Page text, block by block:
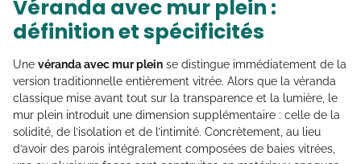
Véranda avec mur plein :
définition et spécificités
Une véranda avec mur plein se distingue immédiatement de la
version traditionnelle entièrement vitrée. Alors que la véranda
classique mise avant tout sur la transparence et la lumière, le
mur plein introduit une dimension supplémentaire : celle de la
solidité, de l’isolation et de l’intimité. Concrètement, au lieu
d’avoir des parois intégralement composées de baies vitrées,